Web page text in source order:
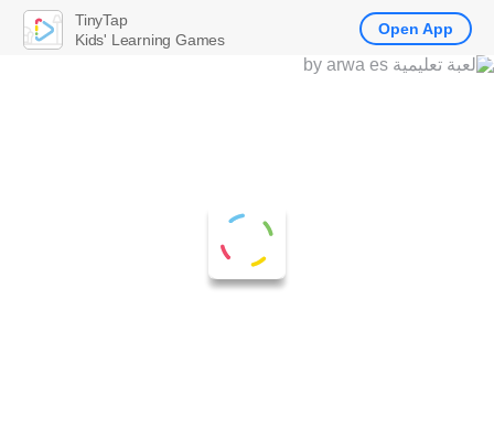
TinyTap
Kids' Learning Games
Open App